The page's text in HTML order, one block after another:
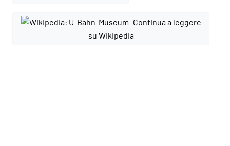
Continua a leggere
su Wikipedia